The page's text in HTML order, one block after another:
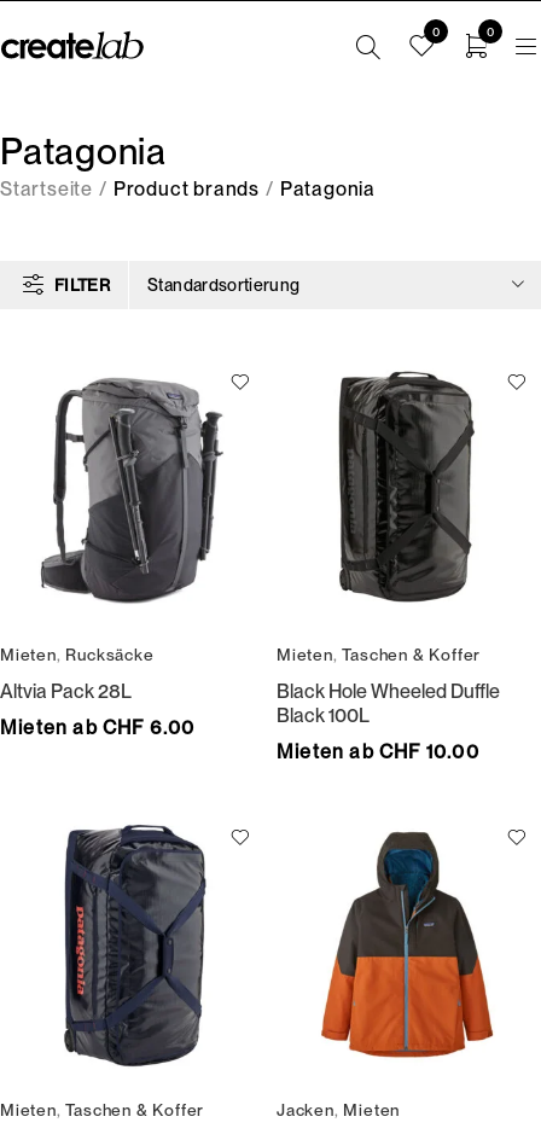
0 0
Patagonia
Startseite / Product brands / Patagonia
FILTER Standardsortierung
Mieten, Rucksäcke
Altvia Pack 28L
Mieten ab CHF 6.00
Mieten,Taschen & Koffer
Black Hole Wheeled Duffle
Black 100L
Mieten ab CHF 10.00
Mieten,Taschen & Koffer Jacken, Mieten